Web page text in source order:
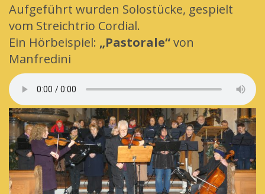
Aufgeführt wurden Solostücke, gespielt
vom Streichtrio Cordial.
Ein Hörbeispiel: „Pastorale“von
Manfredini